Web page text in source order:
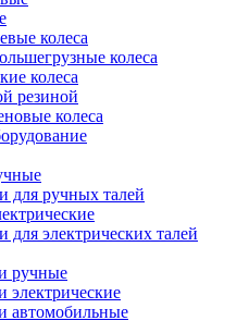
колеса
колеса
колеса
резиной
колеса
для ручных талей
для электрических талей
ручные
электрические
автомобильные